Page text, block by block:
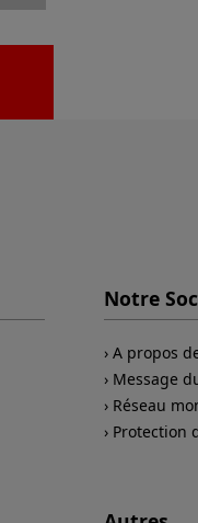
Notre
A propos
Message
Réseau
Protection